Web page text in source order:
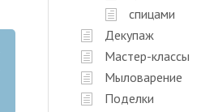
спицами
Декупаж
Мастер-классы
Мыловарение
Поделки